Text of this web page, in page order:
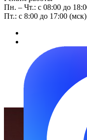
Пн. – Чт.: с 08:00 до
Пт.: с 8:00 до 17:00 (мск)